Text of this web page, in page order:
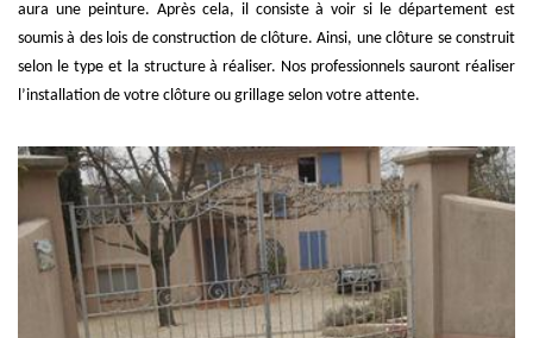
aura une peinture. Après cela, il consiste à voir si le département est
soumis à des lois de construction de clôture. Ainsi, une clôture se construit
selon le type et la structure à réaliser. Nos professionnels sauront réaliser
l’installation de votre clôture ou grillage selon votre attente.